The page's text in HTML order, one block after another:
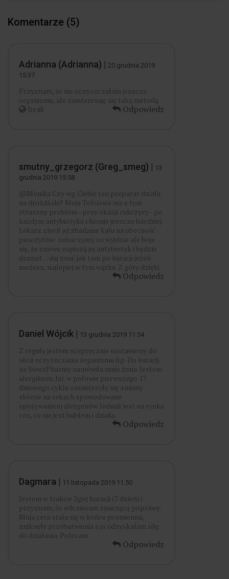
Komentarze (5)
Adrianna (Adrianna) | 20 grudnia 2019
15:37
Przyznam, że nie oczyszczałam jeszcze
organizmu, ale zainteresuję się taką metodą
brak Odpowiedz
smutny_grzegorz (Greg_smeg) | 13
grudnia 2019 15:58
@Monika Czy wg. Ciebie ten preparat działa
na drożdżaki? Moja Teściowa ma z tym
straszny problem - przy okazji cukrzycy - po
każdym antybiotyku choruje jeszcze bardziej.
Lekarz zlecił jej zbadanie kału na obecność
pasożytów: zobaczymy co wyjdzie ale boje
się, że znowu zapiszą jej antybiotyk i będzie
dramat ... daj znać jak tam po kuracji jeżeli
możesz, najlepiej w tym wątku. Z góry dzięki
Odpowiedz
Daniel Wójcik | 13 grudnia 2019 11:54
Z reguły jestem sceptycznie nastawiony do
akcji oczyszczania organizmu itp. Do kuracji
ze SwissPharmy namówiła mnie żona. Jestem
alergikiem. Już w połowie pierwszego 17
dniowego cyklu zmniejszyły się zmiany
skórne na rekach spowodowane
spożywaniem alergenów. Jednak jest na rynku
cos, co nie jest bublem i działa.
Odpowiedz
Dagmara | 11 listopada 2019 11:50
Jestem w trakcie 2giej kuracji (7 dzień) i
przyznam, że odczuwam znaczącą poprawę.
Moja cera stała się w końcu promienna,
zniknęły przebarwienia a ja odzyskałam siłę
do działania. Polecam
Odpowiedz